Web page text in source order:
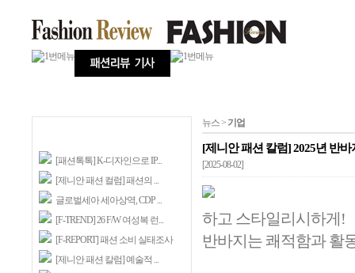
[패션톡톡] K-디자인으로 IP...
[제니안 패션 컬럼] 패션의 ...
글로벌세아 세아상역, CDP ...
[F-TREND] 26 F/W 여성복 런...
[F-REPORT] 패션 소비 실태조사
[제니안 패션 칼럼] 예술적 ...
뉴스 > 기업
[제니안 패션 칼럼] 2025년 반
[2025-08-02]
하고 스타일리시하게!
반바지는 쾌적함과 활